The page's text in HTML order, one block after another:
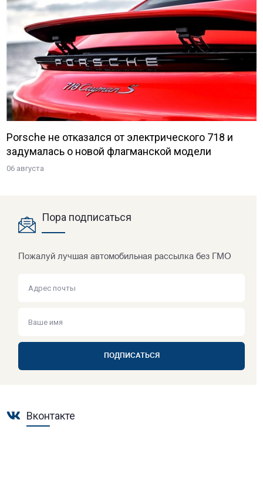
Porsche не отказался от электрического 718 и
задумалась о новой флагманской модели
06 августа
Пора подписаться
Пожалуй лучшая автомобильная рассылка без ГМО
ПОДПИСАТЬСЯ
Вконтакте